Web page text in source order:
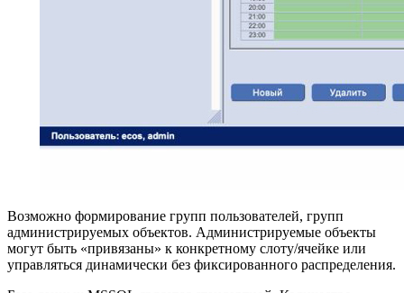
Возможно формирование групп пользователей, групп
администрируемых объектов. Администрируемые объекты
могут быть «привязаны» к конкретному слоту/ячейке или
управляться динамически без фиксированного распределения.